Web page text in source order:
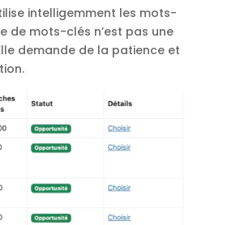
intelligemment les mots-
de mots-clés n’est pas une
demande de la patience et